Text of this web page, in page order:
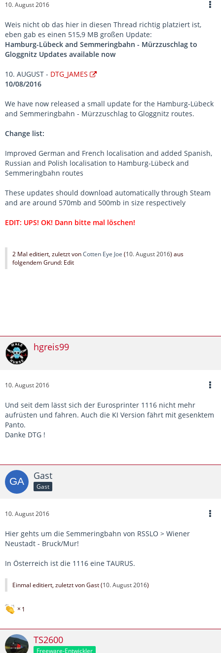
10. August 2016
Weis nicht ob das hier in diesen Thread richtig platziert ist,
eben gab es einen 515,9 MB großen Update:
Hamburg-Lübeck and Semmeringbahn - Mürzzuschlag to
Gloggnitz Updates available now
10. AUGUST - DTG_JAMES
10/08/2016
We have now released a small update for the Hamburg-Lübeck
and Semmeringbahn - Mürzzuschlag to Gloggnitz routes.
Change list:
Improved German and French localisation and added Spanish,
Russian and Polish localisation to Hamburg-Lübeck and
Semmeringbahn routes
These updates should download automatically through Steam
and are around 570mb and 500mb in size respectively
EDIT: UPS! OK! Dann bitte mal löschen!
2 Mal editiert, zuletzt vonCotten Eye Joe (10. August 2016) aus
folgendem Grund: Edit
hgreis99
10. August 2016
Und seit dem lässt sich der Eurosprinter 1116 nicht mehr
aufrüsten und fahren. Auch die KI Version fährt mit gesenktem
Panto.
Danke DTG !
Gast
Gast
10. August 2016
Hier gehts um die Semmeringbahn von RSSLO > Wiener
Neustadt - Bruck/Mur!
In Österreich ist die 1116 eine TAURUS.
Einmal editiert, zuletzt von Gast (10. August 2016)
1
TS2600
Freeware-Entwickler